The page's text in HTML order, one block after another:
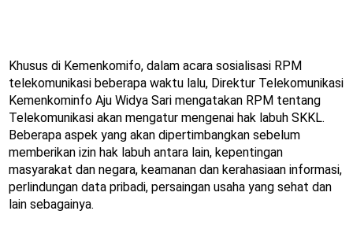
Khusus di Kemenkomifo, dalam acara sosialisasi RPM
telekomunikasi beberapa waktu lalu, Direktur Telekomunikasi
Kemenkominfo Aju Widya Sari mengatakan RPM tentang
Telekomunikasi akan mengatur mengenai hak labuh SKKL.
Beberapa aspek yang akan dipertimbangkan sebelum
memberikan izin hak labuh antara lain, kepentingan
masyarakat dan negara, keamanan dan kerahasiaan informasi,
perlindungan data pribadi, persaingan usaha yang sehat dan
lain sebagainya.